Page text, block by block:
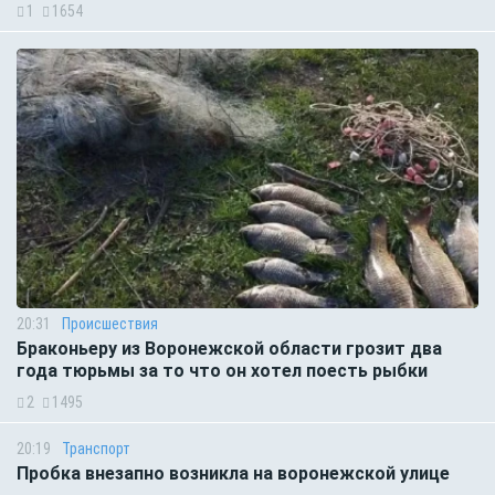
1 1654
20:31 Происшествия
Браконьеру из Воронежской области грозит два
года тюрьмы за то что он хотел поесть рыбки
2 1495
20:19 Транспорт
Пробка внезапно возникла на воронежской улице